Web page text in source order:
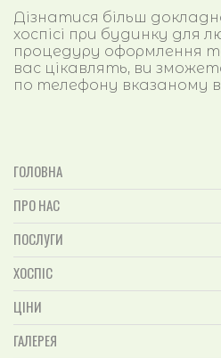
Дізнатися більш
хоспісі при будинку для
процедуру оформлення
вас цікавлять, ви
по телефону вказаному
ГОЛОВНА
ПРО НАС
ПОСЛУГИ
ХОСПІС
ЦІНИ
ГАЛЕРЕЯ